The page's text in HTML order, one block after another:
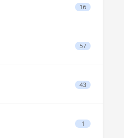
16
57
43
1